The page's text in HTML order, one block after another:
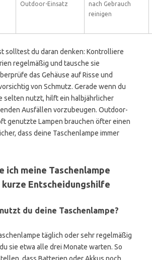
Outdoor-Einsatz
nach Gebrauch
reinigen
solltest du daran denken: Kontrolliere
regelmäßig und tausche sie
das Gehäuse auf Risse und
von Schmutz. Gerade wenn du
selten nutzt, hilft ein halbjährlicher
Ausfällen vorzubeugen. Outdoor-
genutzte Lampen brauchen öfter einen
dass deine Taschenlampe immer
ich meine Taschenlampe
kurze Entscheidungshilfe
du deine Taschenlampe?
täglich oder sehr regelmäßig
sie etwa alle drei Monate warten. So